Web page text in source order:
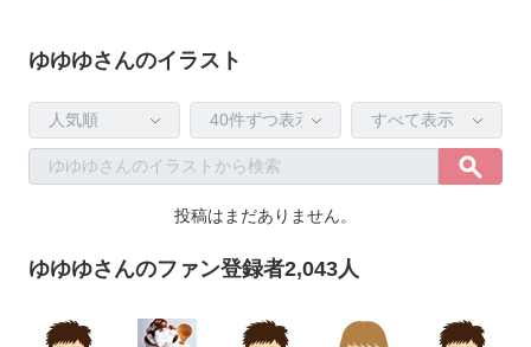
ゆゆゆさんのイラスト
投稿はまだありません。
ゆゆゆさんのファン登録者2,043人